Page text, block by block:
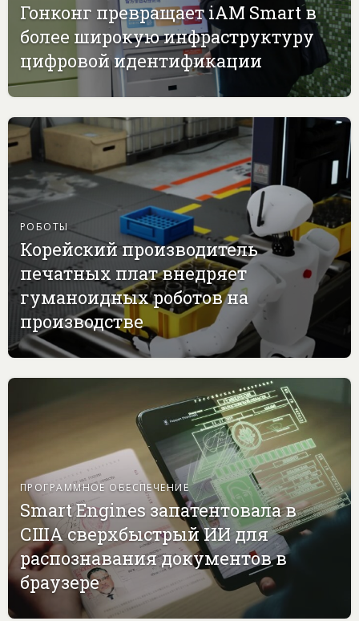
Гонконг превращает iAM Smart в
более широкую инфраструктуру
цифровой идентификации
РОБОТЫ
Корейский производитель
печатных плат внедряет
гуманоидных роботов на
производстве
ПРОГРАММНОЕ ОБЕСПЕЧЕНИЕ
Smart Engines запатентовала в
США сверхбыстрый ИИ для
распознавания документов в
браузере